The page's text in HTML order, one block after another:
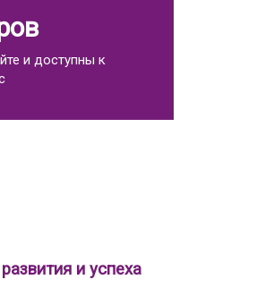
и доступны к
и успеха